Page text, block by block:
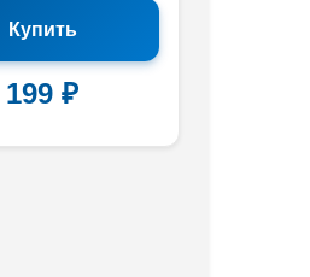
Купить
199 ₽